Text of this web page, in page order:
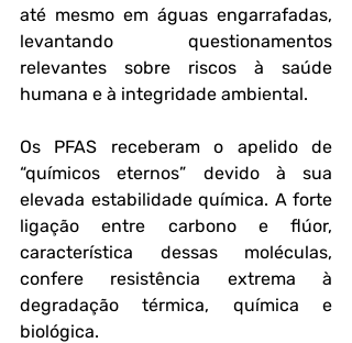
até mesmo em águas engarrafadas,
levantando questionamentos
relevantes sobre riscos à saúde
humana e à integridade ambiental.
Os PFAS receberam o apelido de
“químicos eternos” devido à sua
elevada estabilidade química. A forte
ligação entre carbono e flúor,
característica dessas moléculas,
confere resistência extrema à
degradação térmica, química e
biológica.